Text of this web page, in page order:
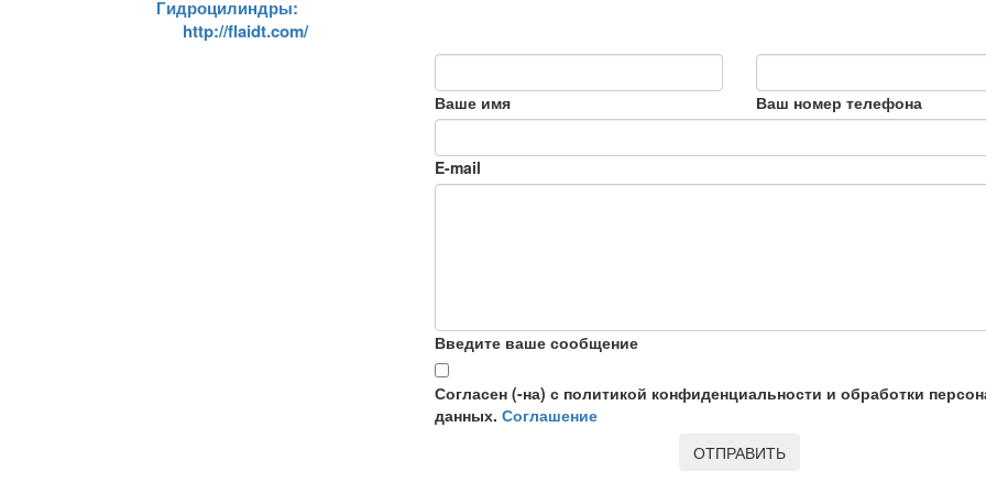
Гидроцилиндры:
http://flaidt.com/
Ваше имя Ваш номер телефона
E-mail
Введите ваше сообщение
Согласен (-на) с политикой конфиденциальности и обработки
данных. Соглашение
ОТПРАВИТЬ